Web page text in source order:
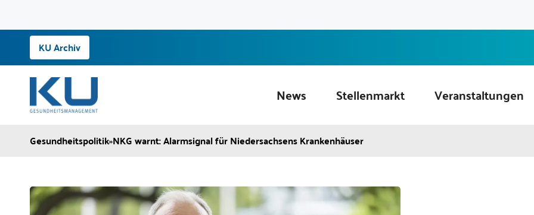
springen
KU Archiv
News Stellenmarkt Veranstaltungen
Gesundheitspolitik»NKG warnt: Alarmsignal für Niedersachsens Krankenhäuser